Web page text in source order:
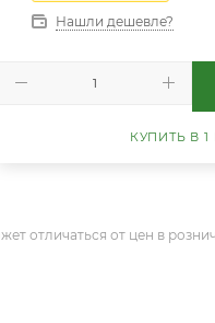
Нашли дешевле?
КУПИТЬ В 1
отличаться от цен в